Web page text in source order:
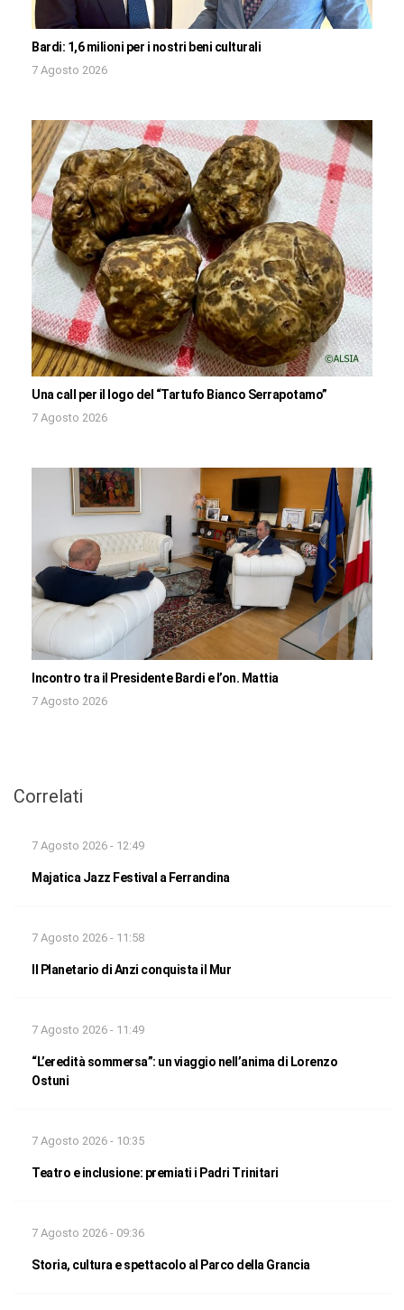
Bardi: 1,6 milioni per i nostri beni culturali
7 Agosto 2026
Una call per il logo del “Tartufo Bianco Serrapotamo”
7 Agosto 2026
Incontro tra il Presidente Bardi e l’on. Mattia
7 Agosto 2026
Correlati
7 Agosto 2026 - 12:49
Majatica Jazz Festival a Ferrandina
7 Agosto 2026 - 11:58
Il Planetario di Anzi conquista il Mur
7 Agosto 2026 - 11:49
“L’eredità sommersa”: un viaggio nell’anima di Lorenzo
Ostuni
7 Agosto 2026 - 10:35
Teatro e inclusione: premiati i Padri Trinitari
7 Agosto 2026 - 09:36
Storia, cultura e spettacolo al Parco della Grancia